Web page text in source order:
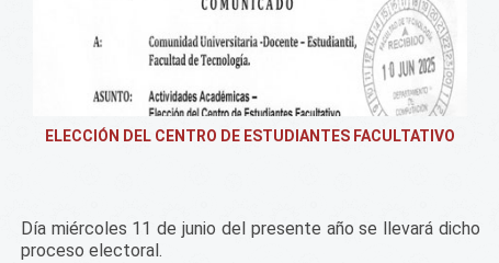
ELECCIÓN DEL CENTRO DE ESTUDIANTES FACULTATIVO
Día miércoles 11 de junio del presente año se llevará dicho
proceso electoral.